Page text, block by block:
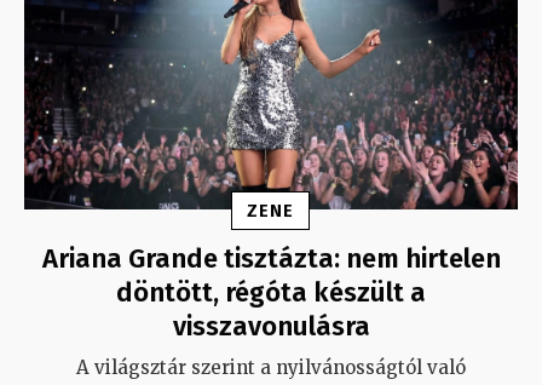
ZENE
Ariana Grande tisztázta: nem hirtelen
döntött, régóta készült a
visszavonulásra
A világsztár szerint a nyilvánosságtól való